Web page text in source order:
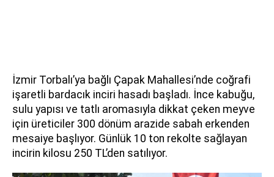
İzmir Torbalı’ya bağlı Çapak Mahallesi’nde coğrafi
işaretli bardacık inciri hasadı başladı. İnce kabuğu,
sulu yapısı ve tatlı aromasıyla dikkat çeken meyve
için üreticiler 300 dönüm arazide sabah erkenden
mesaiye başlıyor. Günlük 10 ton rekolte sağlayan
incirin kilosu 250 TL’den satılıyor.